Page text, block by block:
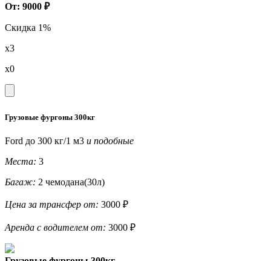
От: 9000 ₽
Скидка 1%
x3
x0
Грузовые фургоны 300кг
Ford до 300 кг/1 м3 и подобные
Места: 3
Багаж: 2 чемодана(30л)
Цена за трансфер от: 3000 ₽
Аренда с водителем от: 3000 ₽